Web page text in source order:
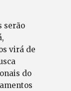
serão
virá de
do